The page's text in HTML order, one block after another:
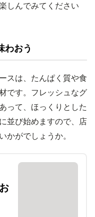
しんでみてください
わおう
スは、たんぱく質や食
です。フレッシュなグ
って、ほっくりとした
並び始めますので、店
かがでしょうか。